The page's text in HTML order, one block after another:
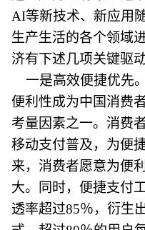
AI等新技术、新应用
生产生活的各个领域
济有下述几项关键驱动
一是高效便捷优先
便利性成为中国消费
考量因素之一。消费
移动支付普及，为便
来，消费者愿意为便
大。同时，便捷支付
透率超过85％，衍生